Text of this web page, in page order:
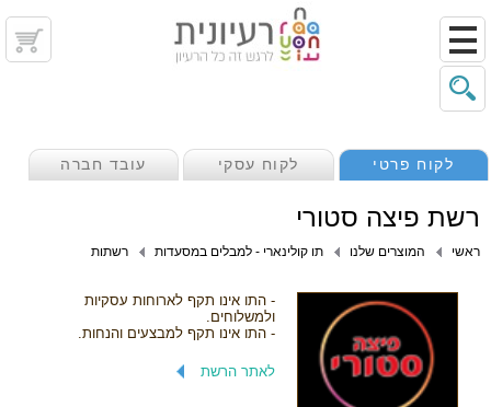
לקוח פרטי לקוח עסקי עובד חברה
רשת פיצה סטורי
ראשי המוצרים שלנו תו קולינארי - למבלים במסעדות רשתות
- התו אינו תקף לארוחות עסקיות
ולמשלוחים.
- התו אינו תקף למבצעים והנחות.
לאתר הרשת